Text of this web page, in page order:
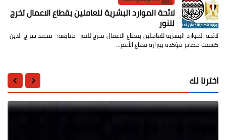
لائحة الموارد البشرية للعاملين بقطاع الاعمال تخرج
للنور
لائحة الموارد البشرية للعاملين بقطاع الاعمال تخرج للنور متابعه:- محمد سراج الدين
كشفت مصادر مؤكدة بوزارة قطاع الأعم…
اخترنا لك